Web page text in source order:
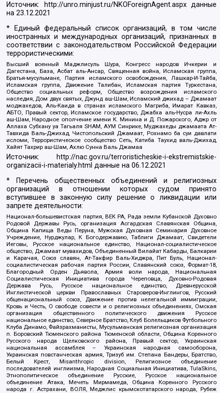
Источник: http://unro.minjust.ru/NKOForeignAgent.aspxданные
на23.12.2021
* Единый федеральный список организаций, в том числе
иностранных и международных организаций, признанных в
соответствии с законодательством Российской Федерации
террористическими:
Высший военный Маджлисуль Шура, Конгресс народов Ичкерии и
Дагестана, База, Асбат аль-Ансар, Священная война, Исламская группа,
Братья-мусульмане, Партия исламского освобождения, Лашкар-И-Тайба,
Исламская группа, Движение Талибан, Исламская партия Туркестана,
Общество социальных реформ, Общество возрождения исламского
наследия, Дом двух святых, Джунд аш-Шам, Исламский джихад – Джамаат
моджахедов, Аль-Каида в странах исламского Магриба, Имарат Кавказ,
АБТО, Правый сектор, Исламское государство, Джабха аль-Нусра ли-Ахль
аш-Шам, Народное ополчение имени К. Минина и Д. Пожарского, Аджр от
Аллаха Субхану уа Тагьаля SHAM, АУМ Синрике, Муджахеды джамаата Ат-
Тавхида Валь-Джихад, Чистопольский Джамаат, Рохнамо ба суи давлати
исломи, Террористическое сообщество Сеть, Катиба Таухид валь-Джихад,
Хайят Тахрир аш-Шам, Ахлю Сунна Валь Джамаа
Источник:
http://nac.gov.ru/terroristicheskie-i-ekstremistskie-
organizacii-i-materialy.html данные на06.12.2021
* Перечень общественных объединений и религиозных
организаций в отношении которых судом принято
вступившее в законную силу решение о ликвидации или
запрете деятельности:
Национал-большевистская партия, ВЕК РА, Рада земли Кубанской Духовно
Родовой Державы Русь, организация Асгардская Славянская Община,
Община Капища Веды Перуна, Мужская Духовная Семинария Духовное
Учреждение, Нурджулар, К Богодержавию, Таблиги Джамаат, Свидетели
Иеговы, Русское национальное единство, Национал-социалистическое
общество, Джамаат мувахидов, Объединенный Вилайат Кабарды, Балкарии
и Карачая, Союз славян, Ат-Такфир Валь-Хиджра, Пит Буль, Национал-
социалистическая рабочая партия России, Славянский союз, Формат-18,
Благородный Орден Дьявола, Армия воли народа, Национальная
Социалистическая Инициатива города Череповца, Духовно-Родовая
Держава Русь, Русское национальное единство, Древнерусской
Инглистической церкви Православных Староверов-Инглингов, Русский
общенациональный союз, Движение против нелегальной иммиграции,
Кровь и Честь, О свободе совести и о религиозных объединениях, Омская
организация общественного политического движения Русское
национальное единство, Северное Братство, Клуб Болельщиков Футбольного
Клуба Динамо, Файзрахманисты, Мусульманская религиозная организация
п. Боровский Тюменского района Тюменской области, Община Коренного
Русского народа Щелковского района, Правый сектор, Украинская
национальная ассамблея – Украинская народная самооборона,
Украинская повстанческая армия, Тризуб им. Степана Бандеры, Братство,
Белый Крест, Misanthropic division, Религиозное объединение
последователей инглиизма, Народная Социальная Инициатива, TulaSkins,
Этнополитическое объединение Русские, Русское национальное
объединение Атака, Мечеть Мирмамеда, Община Коренного Русского
народа г. Астрахани, ВОЛЯ, Меджлис крымскотатарского народа, Рубеж